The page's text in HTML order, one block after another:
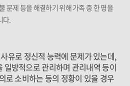
문제 등을 해결하기 위해 가족 중 한 명을
다.
유로 정신적 능력에 문제가 있는데,
일방적으로 관리하며 관리내역 등이
로 소비하는 등의 정황이 있을 경우